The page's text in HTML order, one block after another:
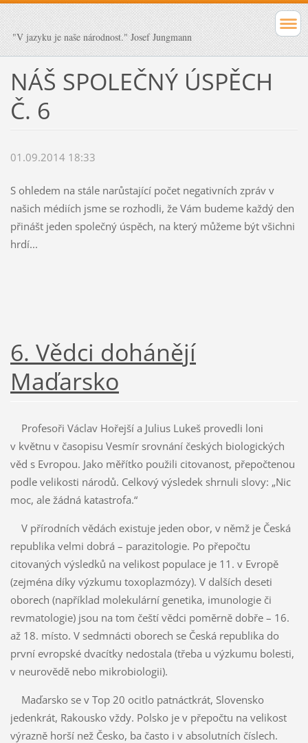
"V jazyku je naše národnost." Josef Jungmann
NÁŠ SPOLEČNÝ ÚSPĚCH
Č. 6
01.09.2014 18:33
S ohledem na stále narůstající počet negativních zpráv v
našich médiích jsme se rozhodli, že Vám budeme každý den
přinášt jeden společný úspěch, na který můžeme být všichni
hrdí...
6. Vědci dohánějí
Maďarsko
Profesoři Václav Hořejší a Julius Lukeš provedli loni
v květnu v časopisu Vesmír srovnání českých biologických
věd s Evropou. Jako měřítko použili citovanost, přepočtenou
podle velikosti národů. Celkový výsledek shrnuli slovy: „Nic
moc, ale žádná katastrofa.“
V přírodních vědách existuje jeden obor, v němž je Česká
republika velmi dobrá – parazitologie. Po přepočtu
citovaných výsledků na velikost populace je 11. v Evropě
(zejména díky výzkumu toxoplazmózy). V dalších deseti
oborech (například molekulární genetika, imunologie či
revmatologie) jsou na tom čeští vědci poměrně dobře – 16.
až 18. místo. V sedmnácti oborech se Česká republika do
první evropské dvacítky nedostala (třeba u výzkumu bolesti,
v neurovědě nebo mikrobiologii).
Maďarsko se v Top 20 ocitlo patnáctkrát, Slovensko
jedenkrát, Rakousko vždy. Polsko je v přepočtu na velikost
výrazně horší než Česko, ba často i v absolutních číslech.